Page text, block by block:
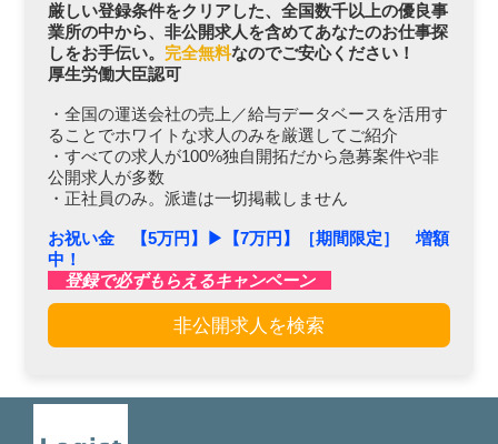
厳しい登録条件をクリアした、全国数千以上の優良事
業所の中から、非公開求人を含めてあなたのお仕事探
しをお手伝い。 完全無料なのでご安心ください！
厚生労働大臣認可
・全国の運送会社の売上／給与データベースを活用す
ることでホワイトな求人のみを厳選してご紹介
・すべての求人が100%独自開拓だから急募案件や非
公開求人が多数
・正社員のみ。派遣は一切掲載しません
お祝い金 【5万円】▶︎【7万円】［期間限定］ 増額
中！
登録で必ずもらえるキャンペーン
非公開求人を検索